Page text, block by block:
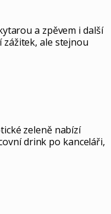
a zpěvem i další
ale stejnou
zeleně nabízí
drink po kanceláři,